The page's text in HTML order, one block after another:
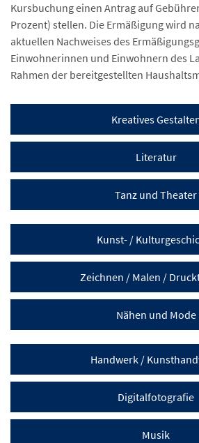
Kursbuchung einen Antrag auf
Prozent) stellen. Die Ermäßigung wird
aktuellen Nachweises des
Einwohnerinnen und Einwohnern des
Rahmen der bereitgestellten
Kreatives
Literatur
Tanz und Theater
Kunst- /
Zeichnen / Malen /
Nähen und Mode
Handwerk /
Digitalfotografie
Musik